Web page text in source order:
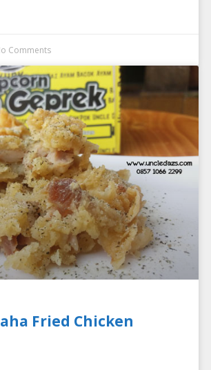
Comments
Fried Chicken